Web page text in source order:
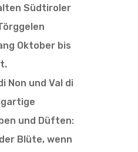
Südtiroler
Oktober bis
Non und Val di
und Düften:
Blüte, wenn